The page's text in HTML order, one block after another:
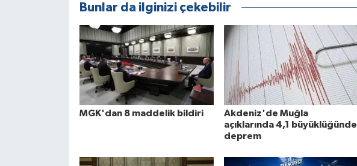
Bunlar da ilginizi çekebilir
MGK'dan 8 maddelik bildiri
Akdeniz'de Muğla
açıklarında 4,1 büyüklüğünde
deprem